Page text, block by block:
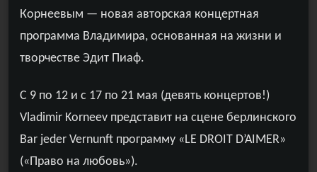
Корнеевым — новая авторская концертная
программа Владимира, основанная на жизни и
творчестве Эдит Пиаф.
С 9 по 12 и с 17 по 21 мая (девять концертов!)
Vladimir Korneev представит на сцене берлинского
Bar jeder Vernunft программу «LE DROIT D’AIMER»
(«Право на любовь»).